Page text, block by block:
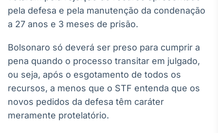
Broadcast
Conteúdos e
dados para
displays e telas
Curadoria
pela defesa e pela manutenção da condenação
a 27 anos e 3 meses de prisão.
Bolsonaro só deverá ser preso para cumprir a
pena quando o processo transitar em julgado,
ou seja, após o esgotamento de todos os
recursos, a menos que o STF entenda que os
novos pedidos da defesa têm caráter
meramente protelatório.